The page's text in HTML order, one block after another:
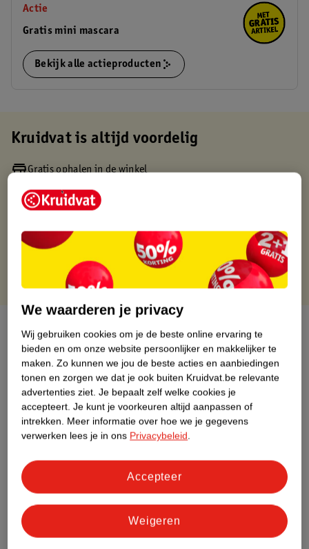
Actie
Gratis mini mascara
Bekijk alle actieproducten
Kruidvat is altijd voordelig
Gratis ophalen in de winkel
Gratis thuisbezorgd vanaf 50.00
Gratis punten met je Kruidvat kaart
Over dit product
Productinformatie
Etiketinformatie
Nature Impact Score
Dit product heeft (nog) geen Nature
Impact Score.
We waarderen je privacy
Wij gebruiken cookies om je de beste online ervaring te
bieden en om onze website persoonlijker en makkelijker te
maken. Zo kunnen we jou de beste acties en aanbiedingen
tonen en zorgen we dat je ook buiten Kruidvat.be relevante
advertenties ziet. Je bepaalt zelf welke cookies je
accepteert. Je kunt je voorkeuren altijd aanpassen of
intrekken. Meer informatie over hoe we je gegevens
verwerken lees je in ons Privacybeleid.
Weigeren
Accepteer